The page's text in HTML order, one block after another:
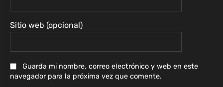
Sitio web (opcional)
Guarda mi nombre, correo electrónico y web en este
navegador para la próxima vez que comente.